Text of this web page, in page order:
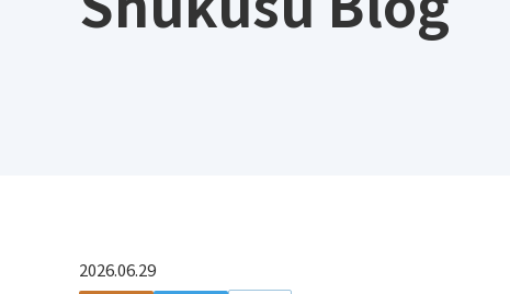
2026.06.29